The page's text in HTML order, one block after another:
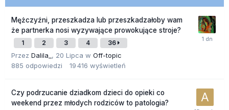
Mężczyźni, przeszkadza lub przeszkadzałoby wam
że partnerka nosi wyzywające prowokujące stroje?
1 2 3 4 36
Przez Dalila_ , 20 Lipca w Off-topic
885 odpowiedzi 19 416 wyświetleń
Czy podrzucanie dziadkom dzieci do opieki co
weekend przez młodych rodziców to patologia?